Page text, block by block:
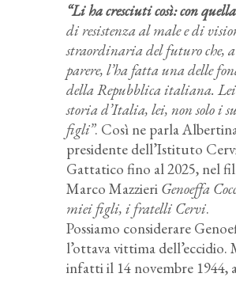
“Li ha cresciuti così: con
di resistenza al male e di
straordinaria del futuro che,
parere, l’ha fatta una delle
della Repubblica italiana.
storia d’Italia, lei, non solo i
figli”. Così ne parla
presidente dell’Istituto
Gattatico fino al 2025, nel
Marco Mazzieri Genoeffa
miei figli, i fratelli Cervi.
Possiamo considerare
l’ottava vittima dell’eccidio.
infatti il 14 novembre 1944,